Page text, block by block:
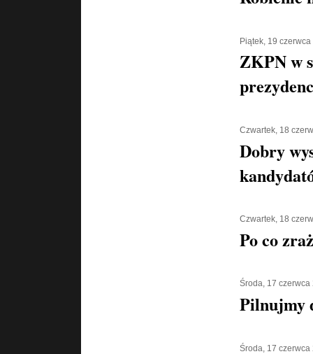
Piątek, 19
ZKPN w
Czwartek, 18
Dobry
Czwartek, 18
Po co
Środa, 17 czerwca
Pilnujmy
Środa, 17 czerwca